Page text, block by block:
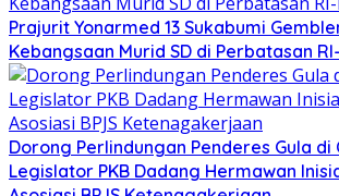
Prajurit Yonarmed 13 Sukabumi
Kebangsaan Murid SD di Perbatasan
Dorong Perlindungan Penderes Gula di
Legislator PKB Dadang Hermawan